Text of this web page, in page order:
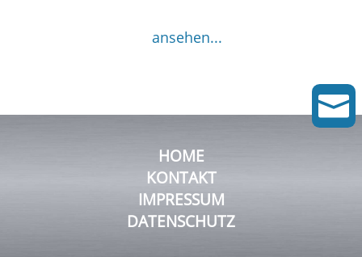
ansehen...
HOME
KONTAKT
IMPRESSUM
DATENSCHUTZ
